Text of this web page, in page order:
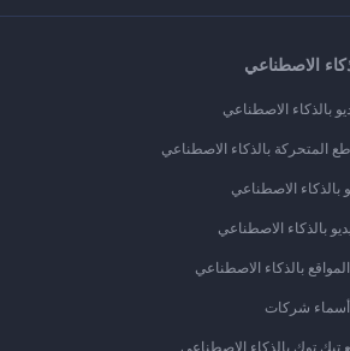
الاصطناعي
بالذكاء الاصطناعي
المتحركة بالذكاء الاصطناعي
بالذكاء الاصطناعي
بالذكاء الاصطناعي
بالذكاء الاصطناعي
أسماء شركات
توك بالذكاء الاصطناعي